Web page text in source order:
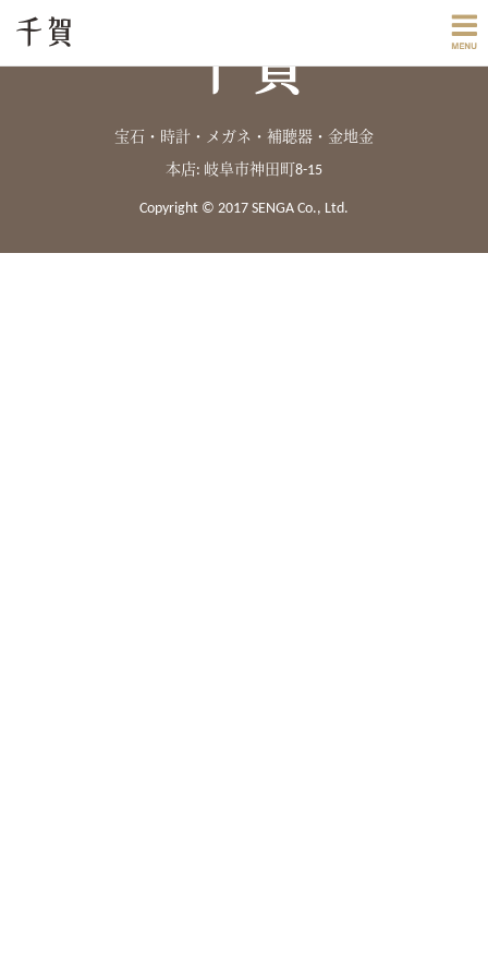
宝石・時計・メガネ・補聴器・金地金
本店: 岐阜市神田町8-15
Copyright © 2017 SENGA Co., Ltd.